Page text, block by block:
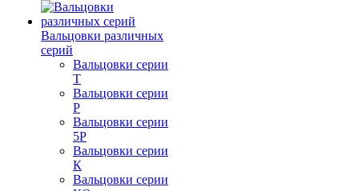
Вальцовки различных
серий
Вальцовки серии
Т
Вальцовки серии
Р
Вальцовки серии
5Р
Вальцовки серии
К
Вальцовки серии